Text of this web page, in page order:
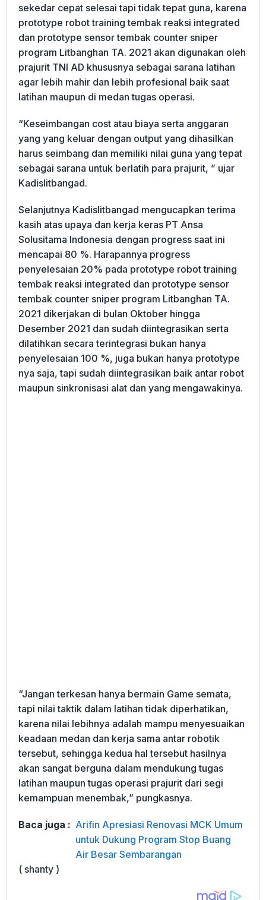
sekedar cepat selesai tapi tidak tepat guna, karena
prototype robot training tembak reaksi integrated
dan prototype sensor tembak counter sniper
program Litbanghan TA. 2021 akan digunakan oleh
prajurit TNI AD khususnya sebagai sarana latihan
agar lebih mahir dan lebih profesional baik saat
latihan maupun di medan tugas operasi.
“Keseimbangan cost atau biaya serta anggaran
yang yang keluar dengan output yang dihasilkan
harus seimbang dan memiliki nilai guna yang tepat
sebagai sarana untuk berlatih para prajurit, ” ujar
Kadislitbangad.
Selanjutnya Kadislitbangad mengucapkan terima
kasih atas upaya dan kerja keras PT Ansa
Solusitama Indonesia dengan progress saat ini
mencapai 80 %. Harapannya progress
penyelesaian 20% pada prototype robot training
tembak reaksi integrated dan prototype sensor
tembak counter sniper program Litbanghan TA.
2021 dikerjakan di bulan Oktober hingga
Desember 2021 dan sudah diintegrasikan serta
dilatihkan secara terintegrasi bukan hanya
penyelesaian 100 %, juga bukan hanya prototype
nya saja, tapi sudah diintegrasikan baik antar robot
maupun sinkronisasi alat dan yang mengawakinya.
“Jangan terkesan hanya bermain Game semata,
tapi nilai taktik dalam latihan tidak diperhatikan,
karena nilai lebihnya adalah mampu menyesuaikan
keadaan medan dan kerja sama antar robotik
tersebut, sehingga kedua hal tersebut hasilnya
akan sangat berguna dalam mendukung tugas
latihan maupun tugas operasi prajurit dari segi
kemampuan menembak,” pungkasnya.
Baca juga : Arifin Apresiasi Renovasi MCK Umum
untuk Dukung Program Stop Buang
Air Besar Sembarangan
( shanty )